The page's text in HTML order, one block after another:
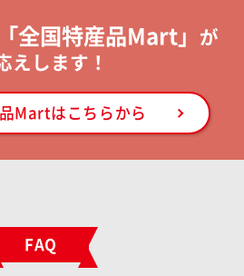
「全国特産品Mart」 が
えします！
Martはこちらから
FAQ